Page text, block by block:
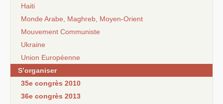
Haiti
Monde Arabe, Maghreb, Moyen-Orient
Mouvement Communiste
Ukraine
Union Européenne
S’organiser
35e congrès 2010
36e congrès 2013